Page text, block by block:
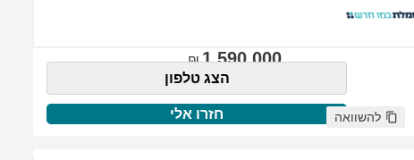
1,590,000
הצג טלפון
חזרו אלי להשוואה